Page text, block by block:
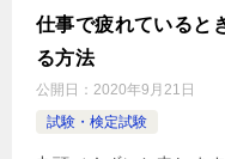
仕事で疲れていると
る方法
公開日： 2020年9月21日
試験・検定試験